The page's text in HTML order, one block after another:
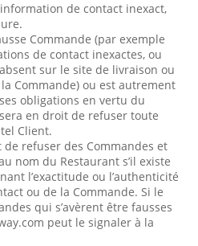
de contact inexact,
Commande (par exemple
de contact inexactes, ou
sur le site de livraison ou
Commande) ou est autrement
obligations en vertu du
en droit de refuser toute
Client.
de refuser des Commandes et
nom du Restaurant s’il existe
l’exactitude ou l’authenticité
ou de la Commande. Si le
qui s’avèrent être fausses
peut le signaler à la